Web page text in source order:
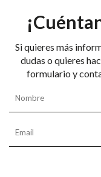
Si quieres más
dudas o quieres
formulario y